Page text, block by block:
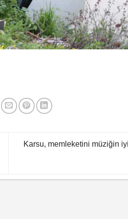
Karsu, memleketini müziğin